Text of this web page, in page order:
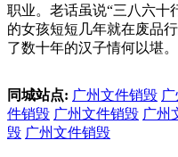
职业。老话虽说“三八六十
的女孩短短几年就在废品
了数十年的汉子情何以堪。
同城站点: 广州文件销毁
件销毁 广州文件销毁 广州
毁 广州文件销毁